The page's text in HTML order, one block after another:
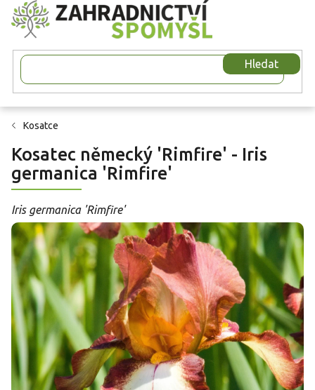
Přejít
na
obsah
Hledat
Kosatce
Kosatec německý 'Rimfire' - Iris
germanica 'Rimfire'
Iris germanica 'Rimfire'